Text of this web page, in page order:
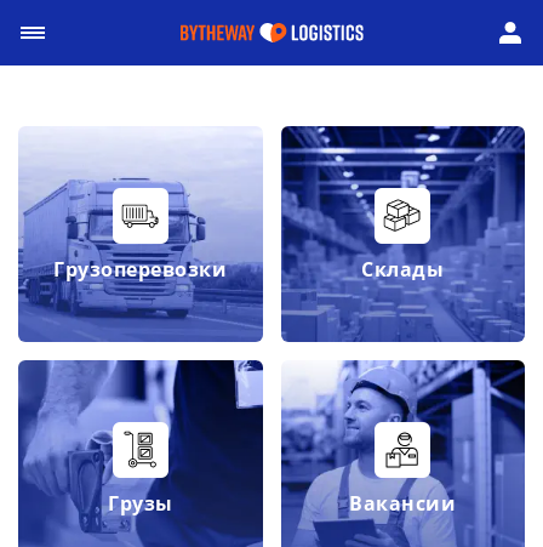
Грузоперевозки Склады
Грузы Вакансии